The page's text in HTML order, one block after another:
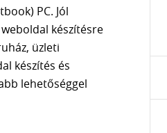
PC. Jól
készítésre
üzleti
készítés és
lehetőséggel